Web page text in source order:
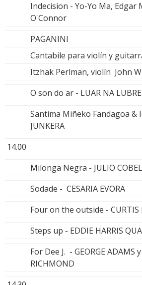
Indecision - Yo-Yo Ma, Edgar
O'Connor
PAGANINI
Cantabile para violín y
Itzhak Perlman, violín John
O son do ar - LUAR NA LUBRE
Santima Miñeko Fandagoa &
JUNKERA
14.00
Milonga Negra - JULIO
Sodade - CESARIA EVORA
Four on the outside - CURTIS
Steps up - EDDIE HARRIS
For Dee J. - GEORGE ADAMS
RICHMOND